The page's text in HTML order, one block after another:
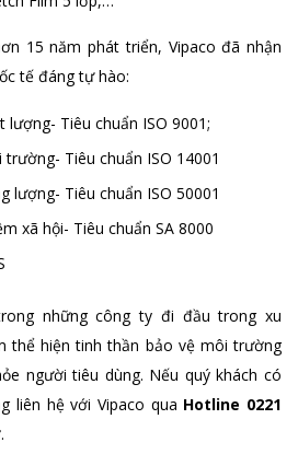
15 năm phát triển, Vipaco đã nhận
tế đáng tự hào:
lượng- Tiêu chuẩn ISO 9001;
Tiêu chuẩn ISO 14001
lượng- Tiêu chuẩn ISO 50001
xã hội- Tiêu chuẩn SA 8000
những công ty đi đầu trong xu
thể hiện tinh thần bảo vệ môi trường
người tiêu dùng. Nếu quý khách có
liên hệ với Vipaco qua Hotline 0221